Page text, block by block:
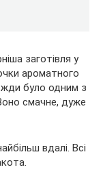
заготівля у
ароматного
було одним з
смачне, дуже
вдалі. Всі